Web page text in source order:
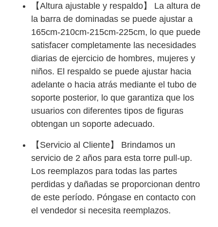
【Altura ajustable y respaldo】 La altura de
la barra de dominadas se puede ajustar a
165cm-210cm-215cm-225cm, lo que puede
satisfacer completamente las necesidades
diarias de ejercicio de hombres, mujeres y
niños. El respaldo se puede ajustar hacia
adelante o hacia atrás mediante el tubo de
soporte posterior, lo que garantiza que los
usuarios con diferentes tipos de figuras
obtengan un soporte adecuado.
【Servicio al Cliente】 Brindamos un
servicio de 2 años para esta torre pull-up.
Los reemplazos para todas las partes
perdidas y dañadas se proporcionan dentro
de este período. Póngase en contacto con
el vendedor si necesita reemplazos.